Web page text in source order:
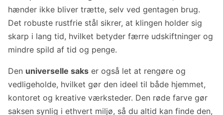
hænder ikke bliver trætte, selv ved gentagen brug.
Det robuste rustfrie stål sikrer, at klingen holder sig
skarp i lang tid, hvilket betyder færre udskiftninger og
mindre spild af tid og penge.
Den universelle saks er også let at rengøre og
vedligeholde, hvilket gør den ideel til både hjemmet,
kontoret og kreative værksteder. Den røde farve gør
saksen synlig i ethvert miljø, så du altid kan finde den,